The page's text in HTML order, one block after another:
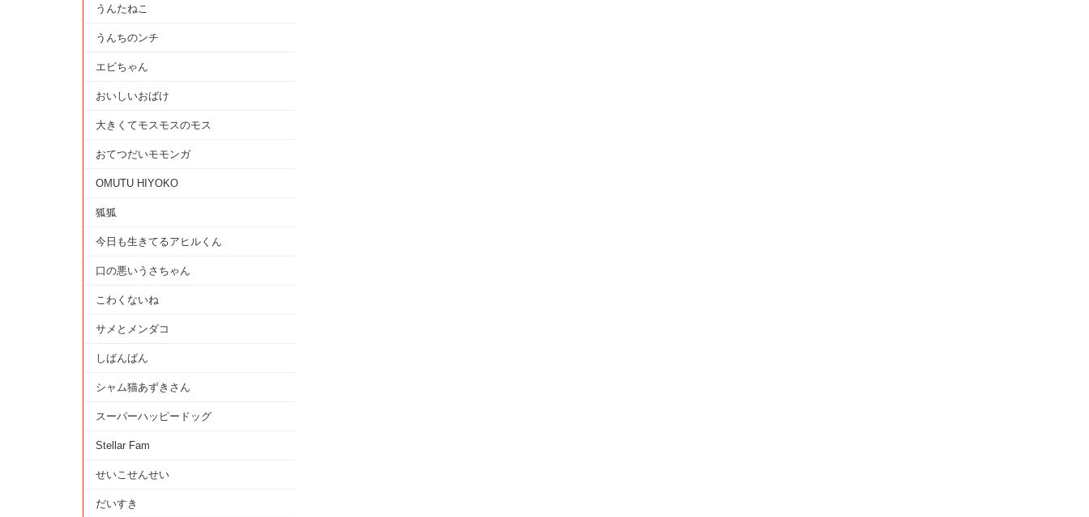
うんたねこ
うんちのンチ
エビちゃん
おいしいおばけ
大きくてモスモスのモス
おてつだいモモンガ
OMUTU HIYOKO
狐狐
今日も生きてるアヒルくん
口の悪いうさちゃん
こわくないね
サメとメンダコ
しばんばん
シャム猫あずきさん
スーパーハッピードッグ
Stellar Fam
せいこせんせい
だいすき